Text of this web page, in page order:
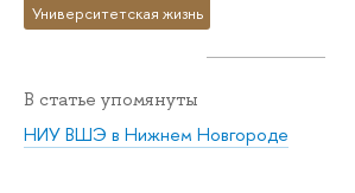
Университетская жизнь
В статье упомянуты
НИУ ВШЭ в Нижнем Новгороде